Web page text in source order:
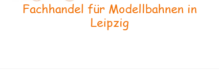
Fachhandel für Modellbahnen in
Leipzig